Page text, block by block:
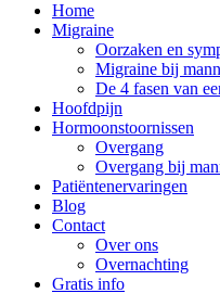
Home
Migraine
Oorzaken en
Migraine bij
De 4 fasen van
Hoofdpijn
Hormoonstoornissen
Overgang
Overgang bij
Patiëntenervaringen
Blog
Contact
Over ons
Overnachting
Gratis info